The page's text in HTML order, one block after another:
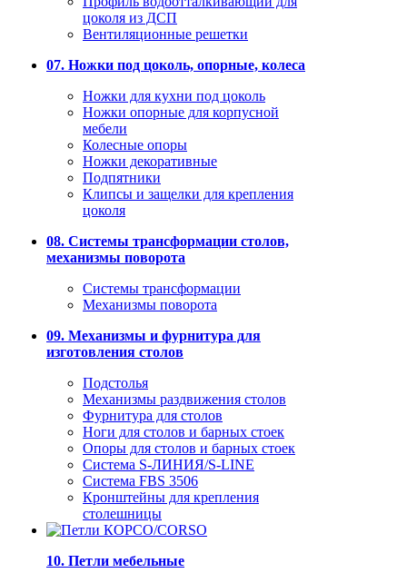
цоколя из ДСП
Вентиляционные решетки
07. Ножки под цоколь, опорные, колеса
Ножки для кухни под цоколь
Ножки опорные для корпусной
мебели
Колесные опоры
Ножки декоративные
Подпятники
Клипсы и защелки для крепления
цоколя
08. Системы трансформации столов,
механизмы поворота
Системы трансформации
Механизмы поворота
09. Механизмы и фурнитура для
изготовления столов
Подстолья
Механизмы раздвижения столов
Фурнитура для столов
Ноги для столов и барных стоек
Опоры для столов и барных стоек
Система S-ЛИНИЯ/S-LINE
Система FBS 3506
Кронштейны для крепления
столешницы
10. Петли мебельные